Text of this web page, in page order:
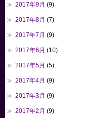
2017年9月 (9)
2017年8月 (7)
2017年7月 (9)
2017年6月 (10)
2017年5月 (5)
2017年4月 (9)
2017年3月 (9)
2017年2月 (9)